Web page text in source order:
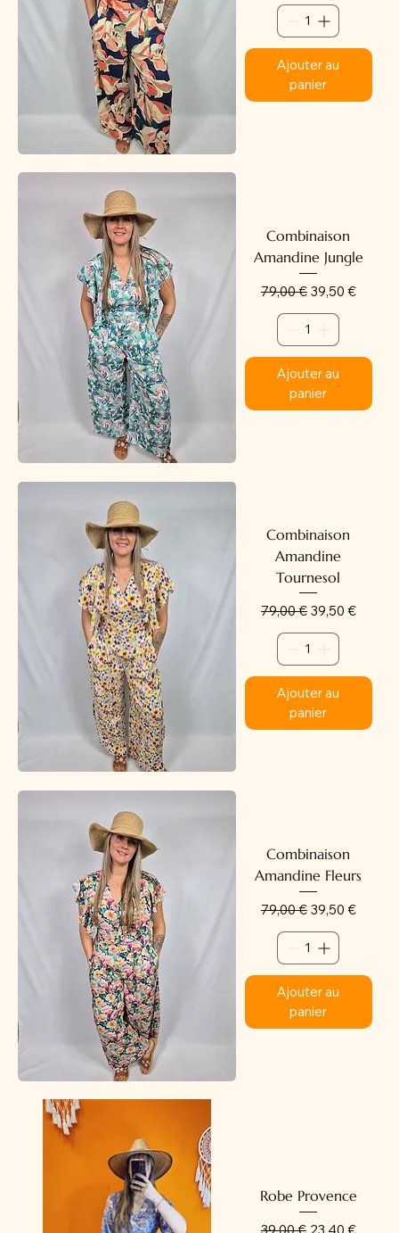
Ajouter au
panier
Combinaison
Amandine Jungle
Prix original
79,00 € Prix
39,50 €
Ajouter au
panier
Combinaison
Amandine
Tournesol
Prix original
79,00 € Prix
39,50 €
Ajouter au
panier
Combinaison
Amandine Fleurs
Prix original
79,00 € Prix
39,50 €
Ajouter au
panier
Robe Provence
Prix original
Prix